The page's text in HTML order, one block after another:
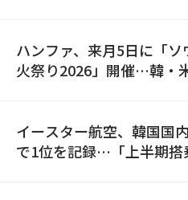
ハンファ、来月5日に「
火祭り2026」開催…韓・
イースター航空、韓国国
で1位を記録…「上半期搭